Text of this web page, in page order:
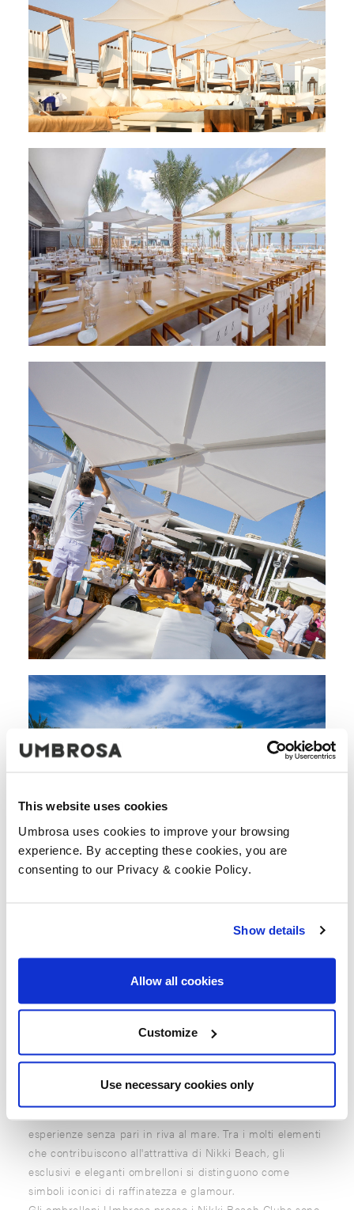
This website uses cookies
Umbrosa uses cookies to improve your browsing
experience. By accepting these cookies, you are
consenting to our Privacy & cookie Policy.
Show details
Allow all cookies
Customize
Use necessary cookies only
I Nikki Beach Clubs sono rinomati in tutto il mondo per la
esperienze senza pari in riva al mare. Tra i molti elementi
che contribuiscono all'attrattiva di Nikki Beach, gli
esclusivi e eleganti ombrelloni si distinguono come
simboli iconici di raffinatezza e glamour.